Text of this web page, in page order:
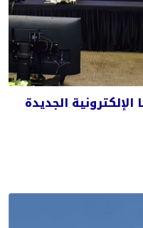
الجديدة